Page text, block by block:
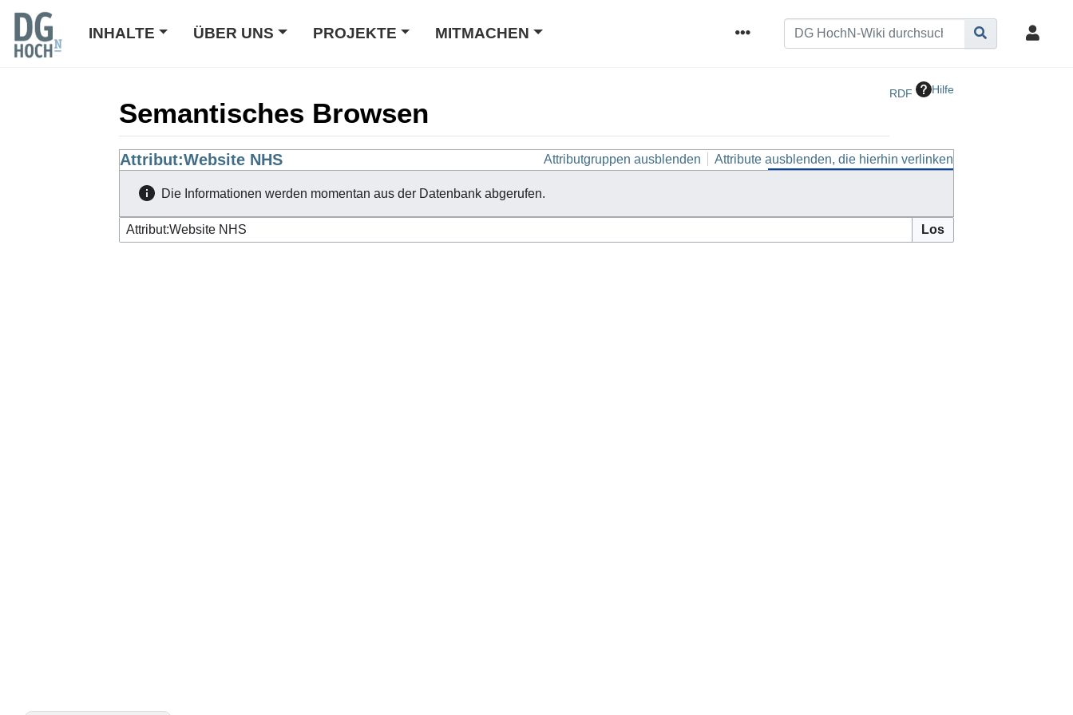
INHALTE ÜBER UNS PROJEKTE MITMACHEN
RDF Hilfe
Semantisches Browsen
Wechseln zu:Navigation,Suche
Attribut:Website NHS Attributgruppen ausblenden Attribute ausblenden, die hierhin verlinken
Die Informationen werden momentan aus der Datenbank abgerufen.